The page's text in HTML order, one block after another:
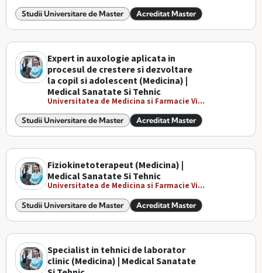
Studii Universitare de Master Acreditat Master
Expert in auxologie aplicata in
procesul de crestere si dezvoltare
la copil si adolescent (Medicina) |
Medical Sanatate Si Tehnic
Universitatea de Medicina si Farmacie Vi...
Studii Universitare de Master Acreditat Master
Fiziokinetoterapeut (Medicina) |
Medical Sanatate Si Tehnic
Universitatea de Medicina si Farmacie Vi...
Studii Universitare de Master Acreditat Master
Specialist in tehnici de laborator
clinic (Medicina) | Medical Sanatate